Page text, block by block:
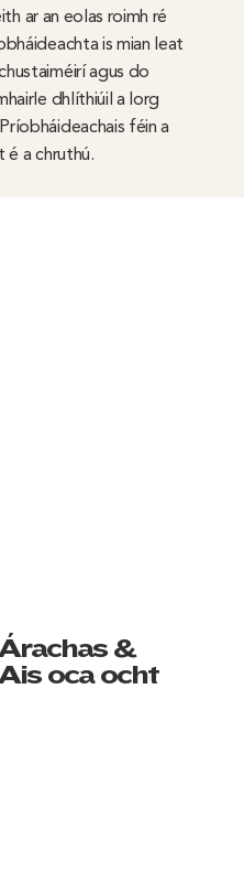
ar an eolas roimh ré
is mian leat
agus do
dhlíthiúil a lorg
féin a
é a chruthú.
&